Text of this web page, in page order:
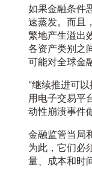
如果金融条件
速蒸发。而且
繁地产生溢出
各资产类别之
可能对全球金
“继续推进可
用电子交易平
动性崩溃事件
金融监管当局
为此，它们必
量、成本和时